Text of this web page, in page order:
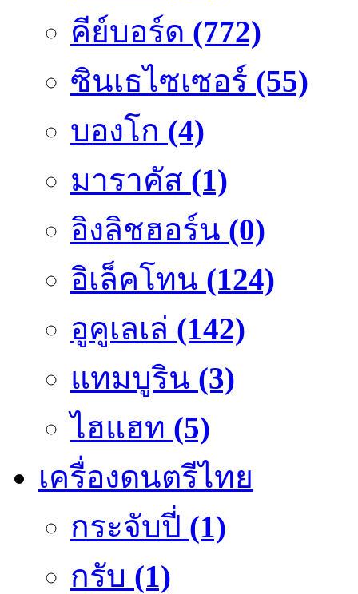
คีย์บอร์ด (772)
ซินเธไซเซอร์ (55)
บองโก (4)
มาราคัส (1)
อิงลิชฮอร์น (0)
อิเล็คโทน (124)
อูคูเลเล่ (142)
แทมบูริน (3)
ไฮแฮท (5)
เครื่องดนตรีไทย
กระจับปี่ (1)
กรับ (1)